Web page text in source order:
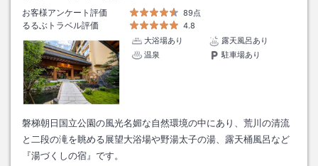
お客様アンケート評価
89点
るるぶトラベル評価
4.8
大浴場あり
露天風呂あり
温泉
駐車場あり
磐梯朝日国立公園の風光名媚な自然環境の中にあり、荒川の清流
と二段の滝を眺める展望大浴場や野湯太子の湯、露天桶風呂など
『湯づくしの宿』です。